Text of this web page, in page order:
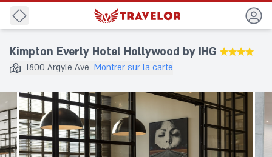
Precedent
Kimpton Everly Hotel Hollywood by IHG ★★★★
1800 Argyle Ave Montrer sur la carte